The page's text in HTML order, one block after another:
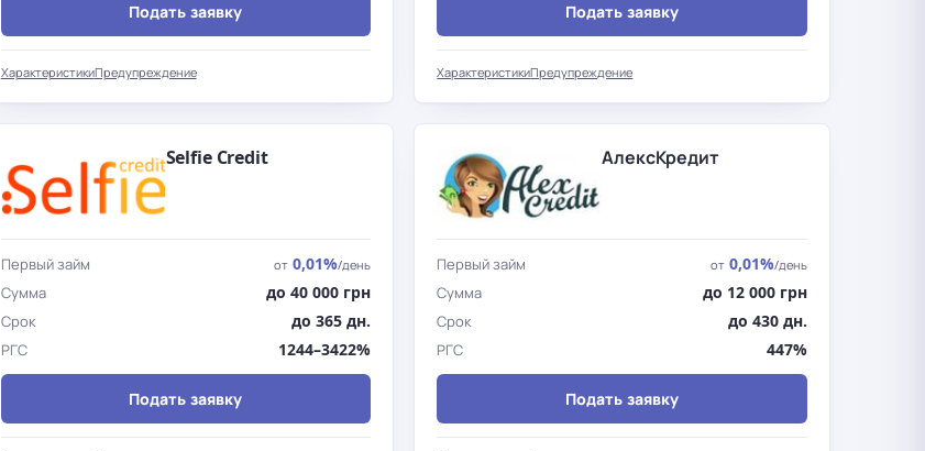
Подать заявку
ХарактеристикиПредупреждение
Подать заявку
ХарактеристикиПредупреждение
Selfie Credit
Первый займ от 0,01%/день
Сумма до 40 000 грн
Срок до 365 дн.
РГС 1244–3422%
Подать заявку
АлексКредит
Первый займ от 0,01%/день
Сумма до 12 000 грн
Срок до 430 дн.
РГС 447%
Подать заявку